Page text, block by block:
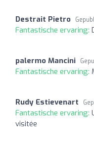
Destrait Pietro
Fantastische ervaring:
palermo Mancini
Fantastische ervaring:
Rudy Estievenart
Fantastische ervaring:
visitée